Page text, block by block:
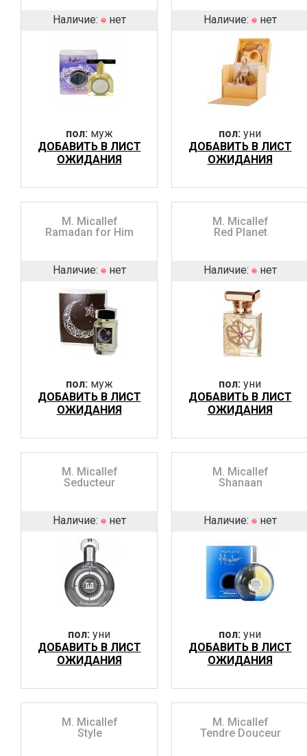
Наличие: нет
пол:муж
ДОБАВИТЬ В ЛИСТ
ОЖИДАНИЯ
Наличие: нет
пол: уни
ДОБАВИТЬ В ЛИСТ
ОЖИДАНИЯ
M. Micallef
Ramadan for Him
Наличие: нет
пол:муж
ДОБАВИТЬ В ЛИСТ
ОЖИДАНИЯ
M. Micallef
Red Planet
Наличие: нет
пол: уни
ДОБАВИТЬ В ЛИСТ
ОЖИДАНИЯ
M. Micallef
Seducteur
Наличие: нет
пол: уни
ДОБАВИТЬ В ЛИСТ
ОЖИДАНИЯ
M. Micallef
Shanaan
Наличие: нет
пол: уни
ДОБАВИТЬ В ЛИСТ
ОЖИДАНИЯ
M. Micallef
Style
M. Micallef
Tendre Douceur